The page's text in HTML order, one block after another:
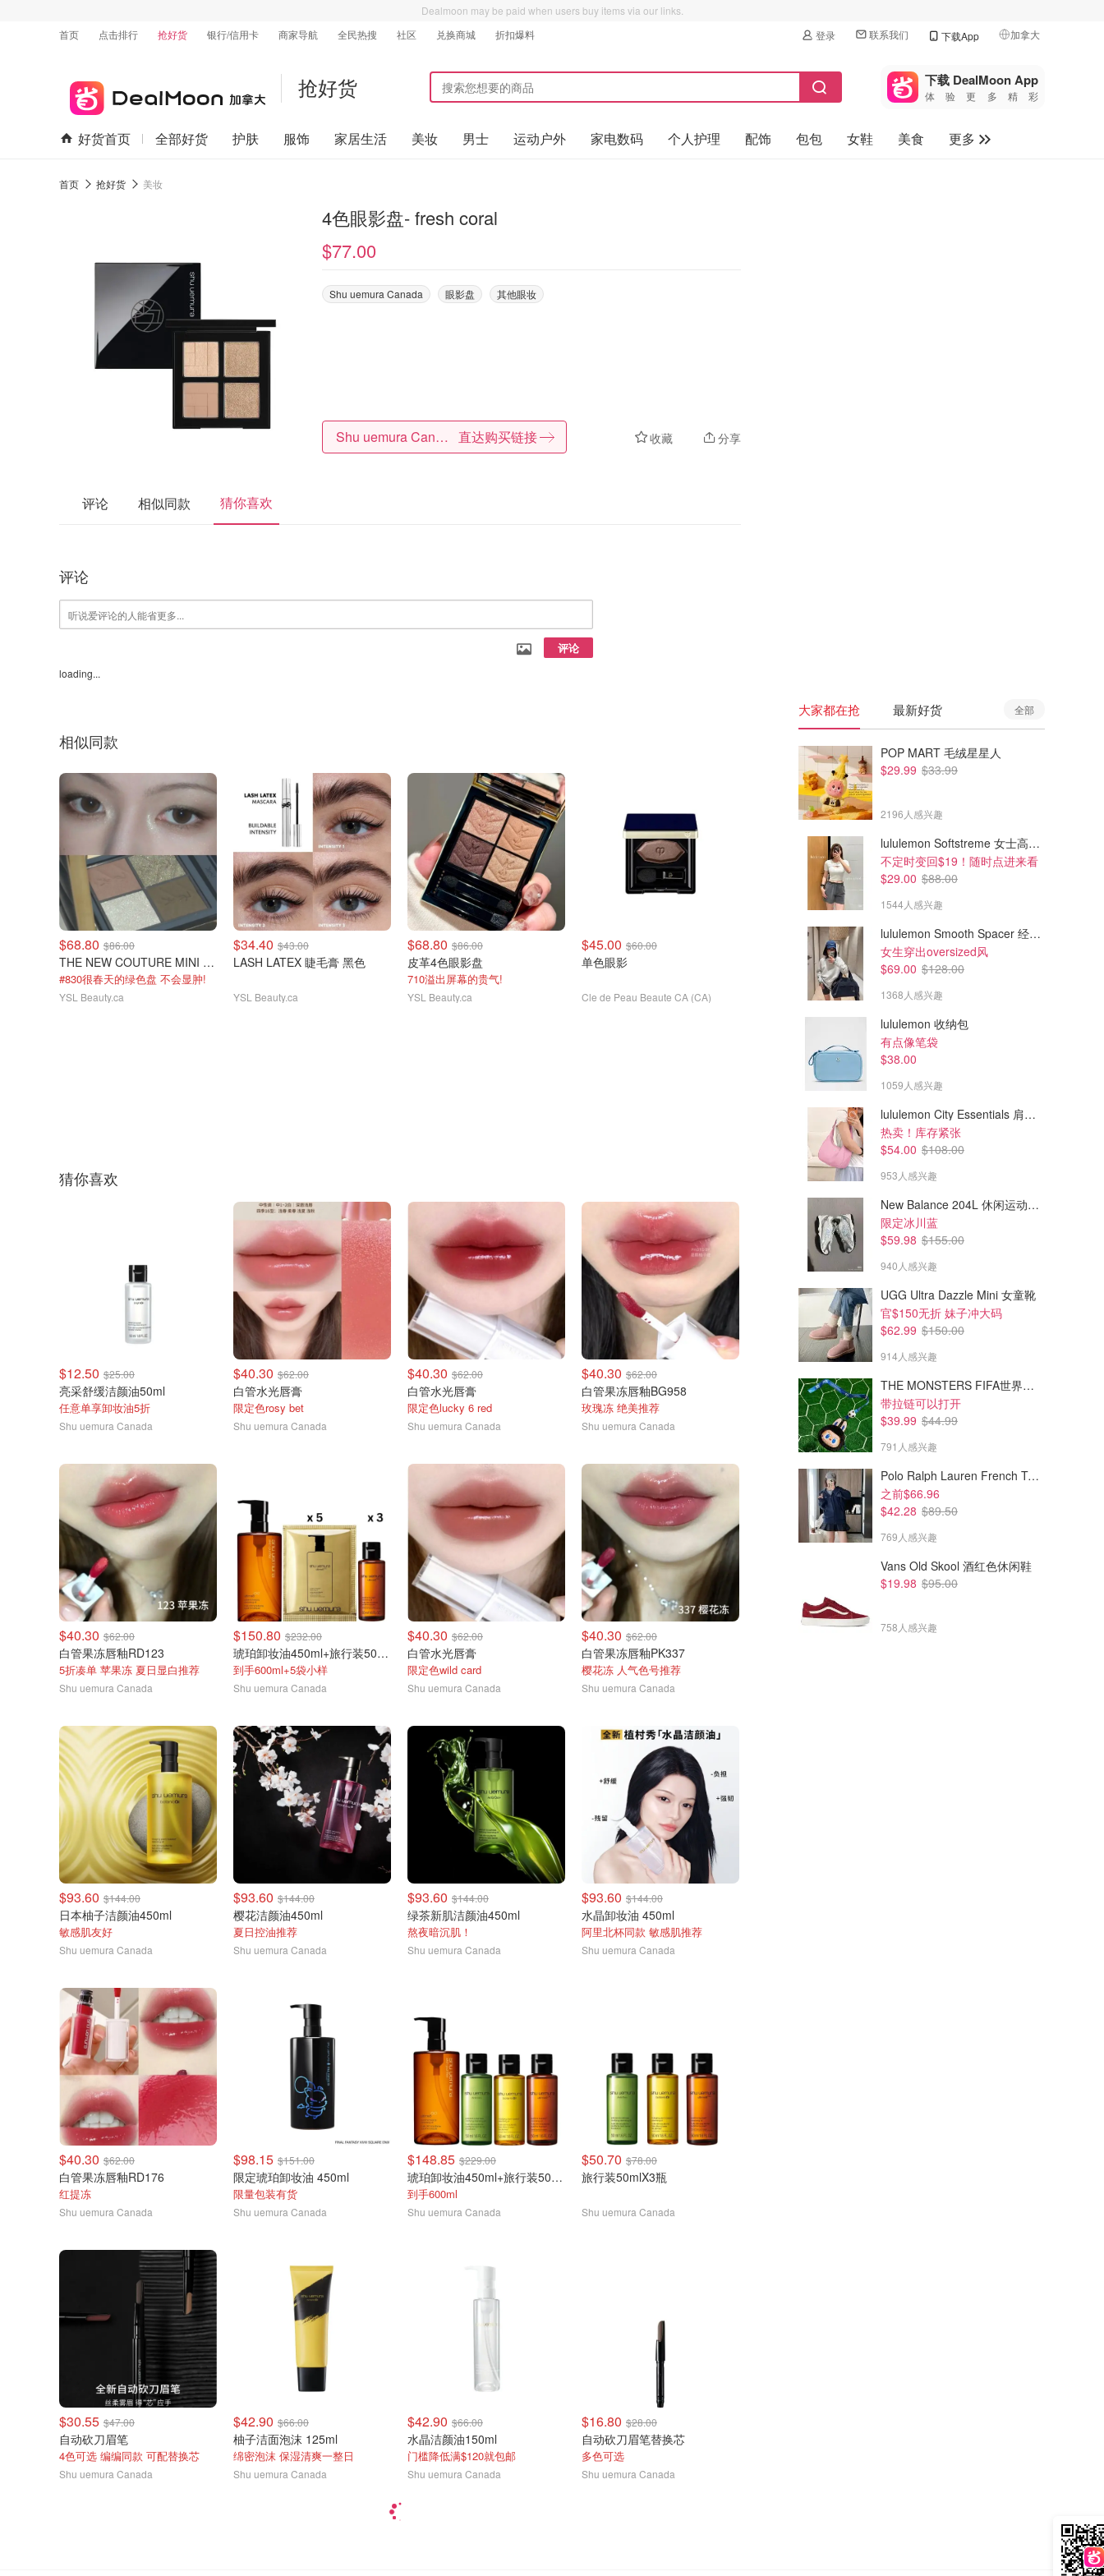
Dealmoon may be paid when users buy items via our links.
首页
点击排行 抢好货 银行/信用卡 商家导航 全民热搜 社区 兑换商城 折扣爆料 登录 联系我们 下载App 加拿大
🇺🇸
美国
🇨🇳中国
🇨🇦加拿大
抢好货 下载 DealMoon App
体验更多精彩
好货首页 全部好货 护肤 服饰 家居生活 美妆 男士 运动户外 家电数码 个人护理 配饰 包包 女鞋 美食
更多
首页 抢好货 美妆
4色眼影盘- fresh coral
$77.00
Shu uemura Canada 眼影盘 其他眼妆
收藏 分享
Shu uemura Canada 直达购买链接
评论 相似同款 猜你喜欢
评论
评论
loading...
相似同款
$68.80 $86.00
THE NEW COUTURE MINI CLUTCH 四色眼影盘
#830很春天的绿色盘 不会显肿!
YSL Beauty.ca
$34.40 $43.00
LASH LATEX 睫毛膏 黑色
YSL Beauty.ca
$68.80 $86.00
皮革4色眼影盘
710溢出屏幕的贵气!
YSL Beauty.ca
$45.00 $60.00
单色眼影
Cle de Peau Beaute CA (CA)
$67.00
花火锦鲤亮片单色眼影
实物巨闪无比
Shu uemura Canada
$57.85 $89.00
朝露玫瑰4色眼影盘
Shu uemura Canada
猜你喜欢
$12.50 $25.00
亮采舒缓洁颜油50ml
任意单享卸妆油5折
Shu uemura Canada
$40.30 $62.00
白管水光唇膏
限定色rosy bet
Shu uemura Canada
$40.30 $62.00
白管水光唇膏
限定色lucky 6 red
Shu uemura Canada
$40.30 $62.00
白管果冻唇釉BG958
玫瑰冻 绝美推荐
Shu uemura Canada
$40.30 $62.00
白管果冻唇釉RD123
5折凑单 苹果冻 夏日显白推荐
Shu uemura Canada
$150.80 $232.00
琥珀卸妆油450ml+旅行装50mlX3瓶+小样5袋
到手600ml+5袋小样
Shu uemura Canada
$40.30 $62.00
白管水光唇膏
限定色wild card
Shu uemura Canada
$40.30 $62.00
白管果冻唇釉PK337
樱花冻 人气色号推荐
Shu uemura Canada
$93.60 $144.00
日本柚子洁颜油450ml
敏感肌友好
Shu uemura Canada
$93.60 $144.00
樱花洁颜油450ml
夏日控油推荐
Shu uemura Canada
$93.60 $144.00
绿茶新肌洁颜油450ml
熬夜暗沉肌！
Shu uemura Canada
$93.60 $144.00
水晶卸妆油 450ml
阿里北杯同款 敏感肌推荐
Shu uemura Canada
$40.30 $62.00
白管果冻唇釉RD176
红提冻
Shu uemura Canada
$98.15 $151.00
限定琥珀卸妆油 450ml
限量包装有货
Shu uemura Canada
$148.85 $229.00
琥珀卸妆油450ml+旅行装50mlX3瓶
到手600ml
Shu uemura Canada
$50.70 $78.00
旅行装50mlX3瓶
Shu uemura Canada
$30.55 $47.00
自动砍刀眉笔
4色可选 编编同款 可配替换芯
Shu uemura Canada
$42.90 $66.00
柚子洁面泡沫 125ml
绵密泡沫 保湿清爽一整日
Shu uemura Canada
$42.90 $66.00
水晶洁颜油150ml
门槛降低满$120就包邮
Shu uemura Canada
$16.80 $28.00
自动砍刀眉笔替换芯
多色可选
Shu uemura Canada
大家都在抢 最新好货 全部
POP MART 毛绒星星人
$29.99 $33.99
2196人感兴趣
lululemon Softstreme 女士高腰短裤 10cm
不定时变回$19！随时点进来看
$29.00 $88.00
1544人感兴趣
lululemon Smooth Spacer 经典卫衣
女生穿出oversized风
$69.00 $128.00
1368人感兴趣
lululemon 收纳包
有点像笔袋
$38.00
1059人感兴趣
lululemon City Essentials 肩背包 4L
热卖！库存紧张
$54.00 $108.00
953人感兴趣
New Balance 204L 休闲运动鞋 蓝银色
限定冰川蓝
$59.98 $155.00
940人感兴趣
UGG Ultra Dazzle Mini 女童靴
官$150无折 妹子冲大码
$62.99 $150.00
914人感兴趣
THE MONSTERS FIFA世界杯 耳机包
带拉链可以打开
$39.99 $44.99
791人感兴趣
Polo Ralph Lauren French Terry 女童连帽卫衣 7-16码
之前$66.96
$42.28 $89.50
769人感兴趣
Vans Old Skool 酒红色休闲鞋
$19.98 $95.00
758人感兴趣